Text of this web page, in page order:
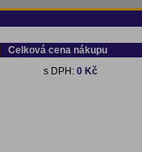
Celková cena nákupu
s DPH: 0 Kč